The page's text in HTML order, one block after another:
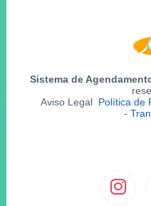
Sistema de
Aviso Legal Política de
-